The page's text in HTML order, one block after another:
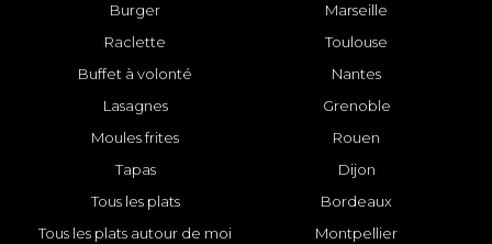
Burger
Raclette
Buffet à volonté
Lasagnes
Moules frites
Tapas
Tous les plats
Tous les plats autour de moi
Marseille
Toulouse
Nantes
Grenoble
Rouen
Dijon
Bordeaux
Montpellier